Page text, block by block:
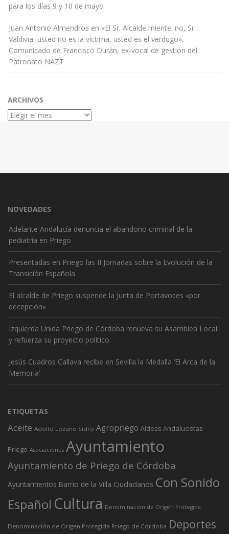
para los días 9 y 10 de mayo
Juan Antonio Almendros en «El Sr. Alcalde miente: no, Sr.
Valdivia, usted no es la víctima, usted es el verdugo».
Comunicado de Francisco Durán, ex-vocal de gestión del
Patronato NAZT
ARCHIVOS
Archivos
NOVEDADES
Adelante Andalucía denuncia el abandono criminal de la
pediatría en Priego
Presentadas en Priego las II Jornadas sobre la Evolución de la
Transición Española
El alcalde de Priego suspende la Junta de Portavoces «por
decepción»
Izquierda Unida Priego de Córdoba renueva su Asamblea Local
y refuerza su proyecto político
Jesús Cuadros Callava recibe en Sevilla la Medalla ‘El Arca de la
Memoria’
ETIQUETAS
Aceite Adolfo Lozano Sidro Agropriego Aldeas Andalucistas
Priego Asociaciones Ayuntamiento
Ayuntamiento de Priego de Córdoba
Ayuntamientos Barrio de la Villa Ciudadanos Con Sonido
Español Cultura Denominación de Origen Protegida
Denominación de Origen Protegida Priego de Córdoba Deportes